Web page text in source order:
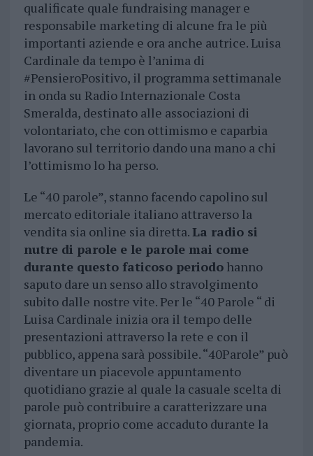
qualificate quale fundraising manager e
responsabile marketing di alcune fra le più
importanti aziende e ora anche autrice. Luisa
Cardinale da tempo è l’anima di
#PensieroPositivo, il programma settimanale
in onda su Radio Internazionale Costa
Smeralda, destinato alle associazioni di
volontariato, che con ottimismo e caparbia
lavorano sul territorio dando una mano a chi
l’ottimismo lo ha perso.
Le “40 parole”, stanno facendo capolino sul
mercato editoriale italiano attraverso la
vendita sia online sia diretta.La radio si
nutre di parole e le parole mai come
durante questo faticoso periodohanno
saputo dare un senso allo stravolgimento
subito dalle nostre vite. Per le “40 Parole “ di
Luisa Cardinale inizia ora il tempo delle
presentazioni attraverso la rete e con il
pubblico, appena sarà possibile. “40Parole” può
diventare un piacevole appuntamento
quotidiano grazie al quale la casuale scelta di
parole può contribuire a caratterizzare una
giornata, proprio come accaduto durante la
pandemia.